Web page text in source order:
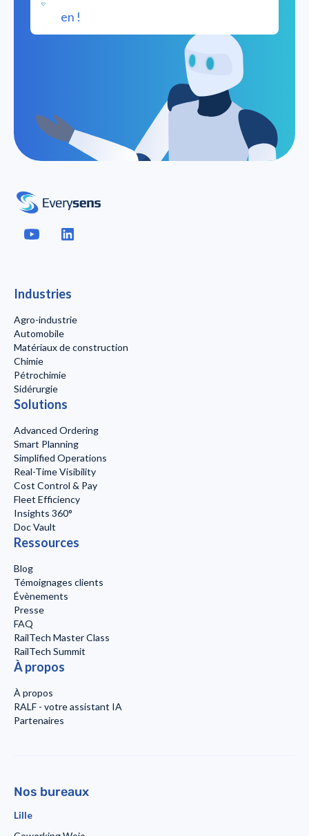
en !
Industries
Agro-industrie
Automobile
Matériaux de construction
Chimie
Pétrochimie
Sidérurgie
Solutions
Advanced Ordering
Smart Planning
Simplified Operations
Real-Time Visibility
Cost Control & Pay
Fleet Efficiency
Insights 360°
Doc Vault
Ressources
Blog
Témoignages clients
Évènements
Presse
FAQ
RailTech Master Class
RailTech Summit
À propos
À propos
RALF - votre assistant IA
Partenaires
Nos bureaux
Lille